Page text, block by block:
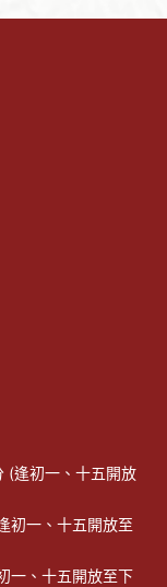
(逢初一、十五開放
初一、十五開放至
一、十五開放至下